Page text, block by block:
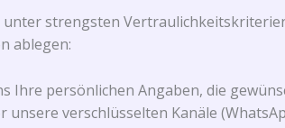
strengsten
ablegen:
Ihre persönlichen Angaben, die
verschlüsselten Kanäle